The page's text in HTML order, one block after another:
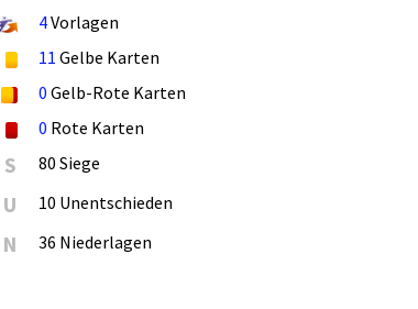
4Vorlagen
11 Gelbe Karten
0 Gelb-Rote Karten
0 Rote Karten
S 80 Siege
U 10 Unentschieden
N 36 Niederlagen